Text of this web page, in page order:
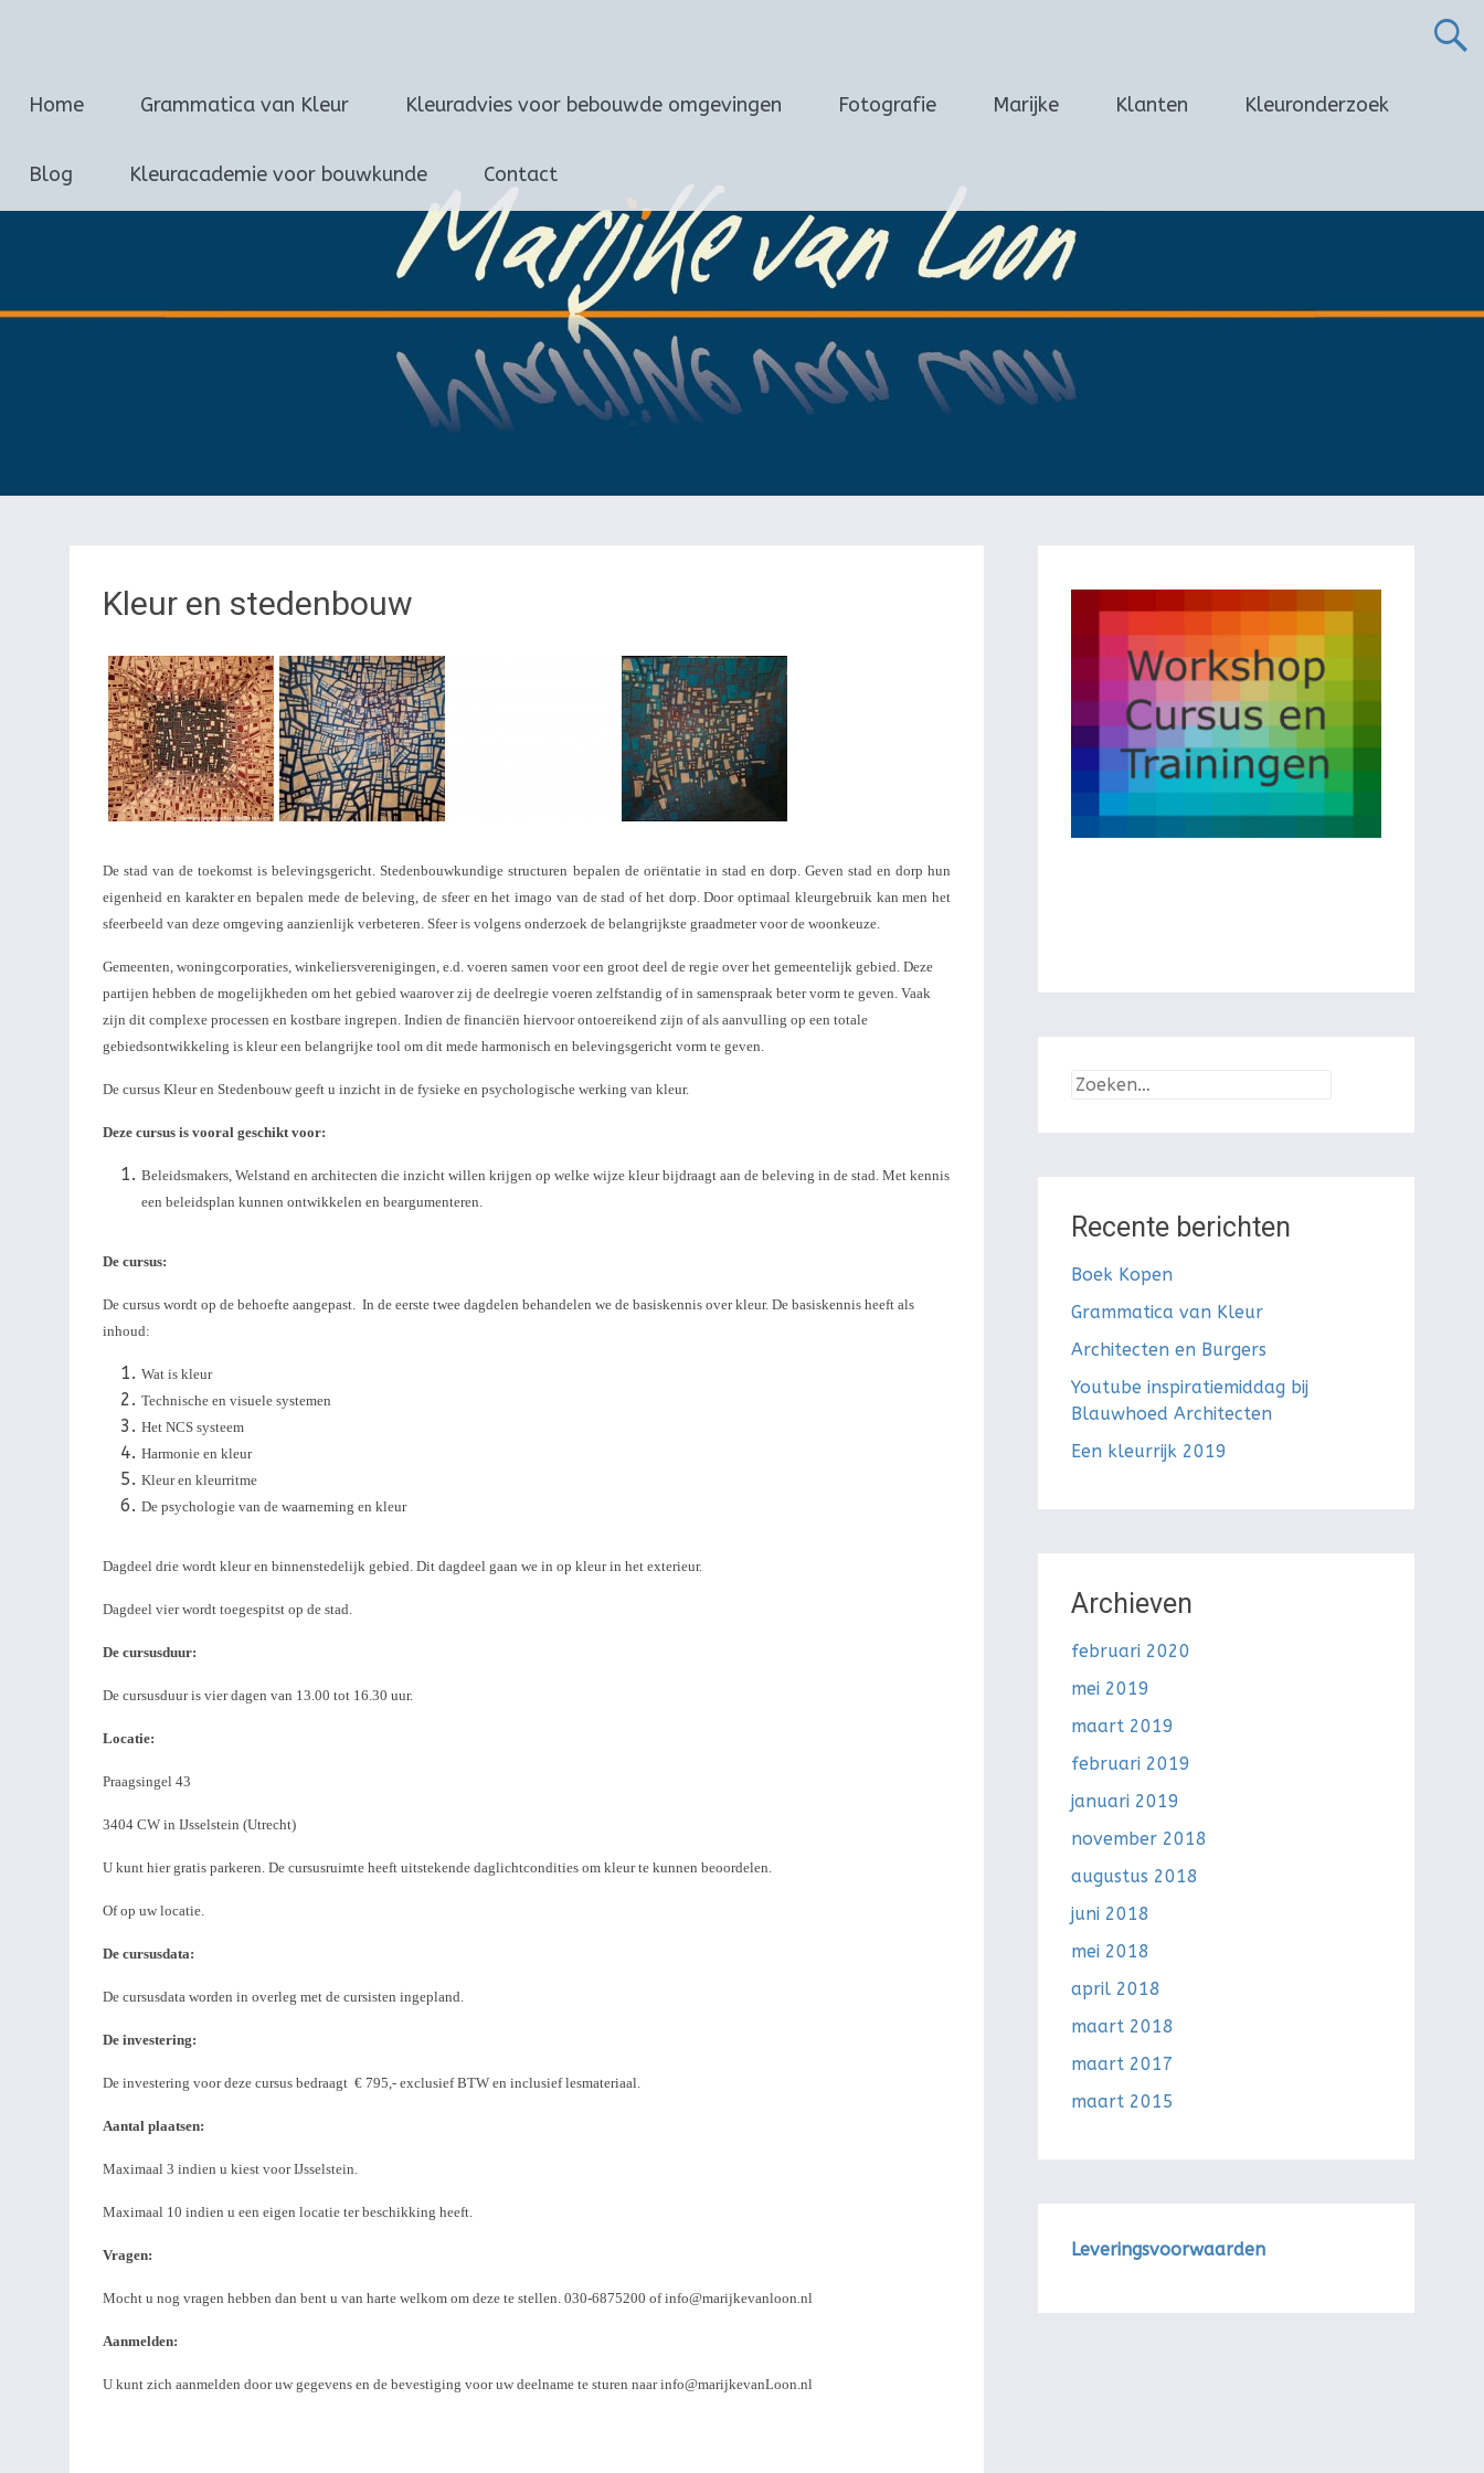
naar
inhoud
Home Grammatica van Kleur Kleuradvies voor bebouwde omgevingen Fotografie Marijke Klanten Kleuronderzoek
Blog Kleuracademie voor bouwkunde Contact
Kleur en stedenbouw
De stad van de toekomst is belevingsgericht. Stedenbouwkundige structuren bepalen de oriëntatie in stad en dorp. Geven stad en dorp hun
eigenheid en karakter en bepalen mede de beleving, de sfeer en het imago van de stad of het dorp. Door optimaal kleurgebruik kan men het
sfeerbeeld van deze omgeving aanzienlijk verbeteren. Sfeer is volgens onderzoek de belangrijkste graadmeter voor de woonkeuze.
Gemeenten, woningcorporaties, winkeliersverenigingen, e.d. voeren samen voor een groot deel de regie over het gemeentelijk gebied. Deze
partijen hebben de mogelijkheden om het gebied waarover zij de deelregie voeren zelfstandig of in samenspraak beter vorm te geven. Vaak
zijn dit complexe processen en kostbare ingrepen. Indien de financiën hiervoor ontoereikend zijn of als aanvulling op een totale
gebiedsontwikkeling is kleur een belangrijke tool om dit mede harmonisch en belevingsgericht vorm te geven.
De cursus Kleur en Stedenbouw geeft u inzicht in de fysieke en psychologische werking van kleur.
Deze cursus is vooral geschikt voor:
Beleidsmakers, Welstand en architecten die inzicht willen krijgen op welke wijze kleur bijdraagt aan de beleving in de stad. Met kennis
een beleidsplan kunnen ontwikkelen en beargumenteren.
De cursus:
De cursus wordt op de behoefte aangepast. In de eerste twee dagdelen behandelen we de basiskennis over kleur. De basiskennis heeft als
inhoud:
Wat is kleur
Technische en visuele systemen
Het NCS systeem
Harmonie en kleur
Kleur en kleurritme
De psychologie van de waarneming en kleur
Dagdeel drie wordt kleur en binnenstedelijk gebied. Dit dagdeel gaan we in op kleur in het exterieur.
Dagdeel vier wordt toegespitst op de stad.
De cursusduur:
De cursusduur is vier dagen van 13.00 tot 16.30 uur.
Locatie:
Praagsingel 43
3404 CW in IJsselstein (Utrecht)
U kunt hier gratis parkeren. De cursusruimte heeft uitstekende daglichtcondities om kleur te kunnen beoordelen.
Of op uw locatie.
De cursusdata:
De cursusdata worden in overleg met de cursisten ingepland.
De investering:
De investering voor deze cursus bedraagt € 795,- exclusief BTW en inclusief lesmateriaal.
Aantal plaatsen:
Maximaal 3 indien u kiest voor IJsselstein.
Maximaal 10 indien u een eigen locatie ter beschikking heeft.
Vragen:
Mocht u nog vragen hebben dan bent u van harte welkom om deze te stellen. 030-6875200 of info@marijkevanloon.nl
Aanmelden:
U kunt zich aanmelden door uw gegevens en de bevestiging voor uw deelname te sturen naar info@marijkevanLoon.nl
Zoeken
Recente berichten
Boek Kopen
Grammatica van Kleur
Architecten en Burgers
Youtube inspiratiemiddag bij
Blauwhoed Architecten
Een kleurrijk 2019
Archieven
februari 2020
mei 2019
maart 2019
februari 2019
januari 2019
november 2018
augustus 2018
juni 2018
mei 2018
april 2018
maart 2018
maart 2017
maart 2015
Leveringsvoorwaarden